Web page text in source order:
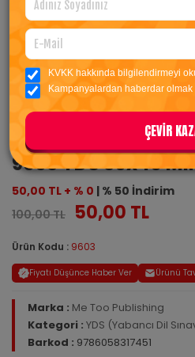
9603 YDS 30x40
50,00 TL + % 0 | % 50 İndirim
100,00 TL
50,00 TL
Ürün Kodu : 9603
Fiyatı Düşünce Haber Ver Ürünü
Marka : Me Too Publishing
Kategori : YDS (Yabancı Dil
Barkod : 9786058317451
KVKK hakkında bilgilendirmeyi
Kampanyalardan haberdar olmak
ÇEVİR